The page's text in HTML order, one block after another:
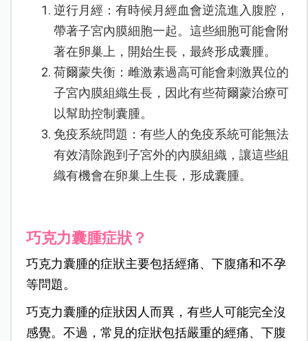
逆行月經：有時候月經血會逆流進入腹腔，
帶著子宮內膜細胞一起。這些細胞可能會附
著在卵巢上，開始生長，最終形成囊腫。
荷爾蒙失衡：雌激素過高可能會刺激異位的
子宮內膜組織生長，因此有些荷爾蒙治療可
以幫助控制囊腫。
免疫系統問題：有些人的免疫系統可能無法
有效清除跑到子宮外的內膜組織，讓這些組
織有機會在卵巢上生長，形成囊腫。
巧克力囊腫症狀？
巧克力囊腫的症狀主要包括經痛、下腹痛和不孕
等問題。
巧克力囊腫的症狀因人而異，有些人可能完全沒
感覺。不過，常見的症狀包括嚴重的經痛、下腹